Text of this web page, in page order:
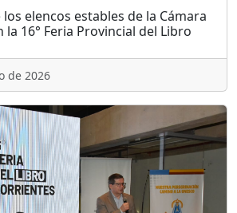
elencos estables de la Cámara
la 16° Feria Provincial del Libro
de 2026